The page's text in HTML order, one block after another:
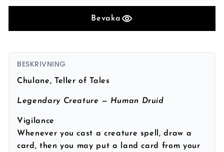
Bevaka
BESKRIVNING
Chulane, Teller of Tales
Legendary Creature — Human Druid
Vigilance
Whenever you cast a creature spell, draw a
card, then you may put a land card from your